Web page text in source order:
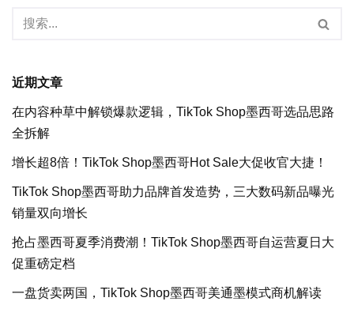
近期文章
在内容种草中解锁爆款逻辑，TikTok Shop墨西哥选品思路
全拆解
增长超8倍！TikTok Shop墨西哥Hot Sale大促收官大捷！
TikTok Shop墨西哥助力品牌首发造势，三大数码新品曝光
销量双向增长
抢占墨西哥夏季消费潮！TikTok Shop墨西哥自运营夏日大
促重磅定档
一盘货卖两国，TikTok Shop墨西哥美通墨模式商机解读